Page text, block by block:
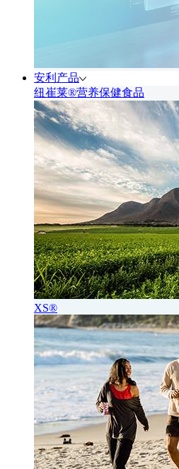
安利产品
纽崔莱®营养保健食品
XS®